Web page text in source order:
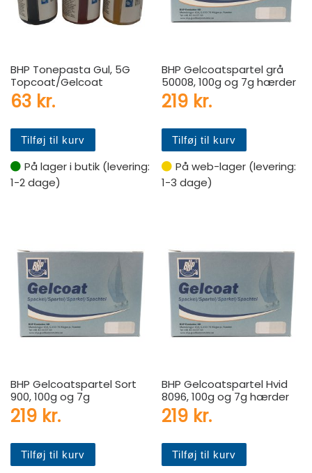
BHP Tonepasta Gul, 5G
Topcoat/Gelcoat
63 kr.
Tilføj til kurv
På lager i butik (levering:
1-2 dage)
BHP Gelcoatspartel grå
50008, 100g og 7g hærder
219 kr.
Tilføj til kurv
På web-lager (levering:
1-3 dage)
BHP Gelcoatspartel Sort
900, 100g og 7g
219 kr.
Tilføj til kurv
BHP Gelcoatspartel Hvid
8096, 100g og 7g hærder
219 kr.
Tilføj til kurv